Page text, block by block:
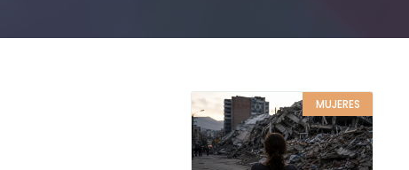
MUJERES